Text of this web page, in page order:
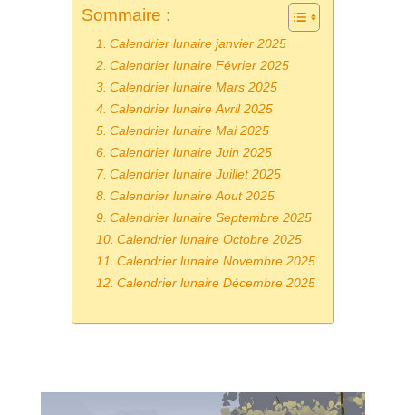
Sommaire :
Calendrier lunaire janvier 2025
Calendrier lunaire Février 2025
Calendrier lunaire Mars 2025
Calendrier lunaire Avril 2025
Calendrier lunaire Mai 2025
Calendrier lunaire Juin 2025
Calendrier lunaire Juillet 2025
Calendrier lunaire Aout 2025
Calendrier lunaire Septembre 2025
Calendrier lunaire Octobre 2025
Calendrier lunaire Novembre 2025
Calendrier lunaire Décembre 2025